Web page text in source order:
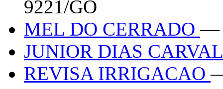
9221/GO
MEL DO CERRADO—
JUNIOR DIAS
REVISA IRRIGACAO